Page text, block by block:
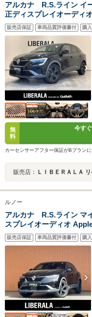
アルカナ R.S.ライン イ
正ディスプレイオーディ
クルーズコントロール
ト ハーフレザーシート
ート ステアリングヒー
販売店保証 車両品質評価書付 購
無
料
今す
カーセンサーアフター保証がBプラン
販売店： ＬＩＢＥＲＡＬＡ
ルノー
アルカナ R.S.ライン マ
スプレイオーディオ
メラ アクティブエマージ
ドスポット シートヒーター
インチAW 前後ドライブレ
販売店保証 車両品質評価書付 購